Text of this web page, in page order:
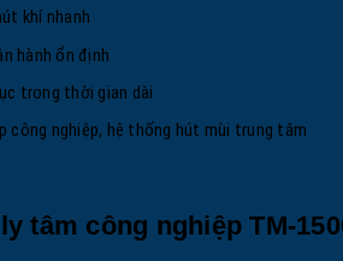
khí nhanh
hành ổn định
trong thời gian dài
công nghiệp, hệ thống hút mùi trung tâm
tâm công nghiệp TM-